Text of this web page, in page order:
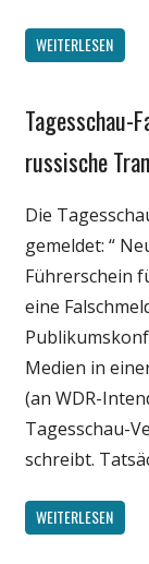
WEITERLESEN
Gesellschaft
Politik
Webfundstück
Wissenschaft
Tagesschau-
russische
Die
gemeldet: “
Führerschein
eine
Medien in
(an WDR-
Tagesschau-
schreibt.
WEITERLESEN